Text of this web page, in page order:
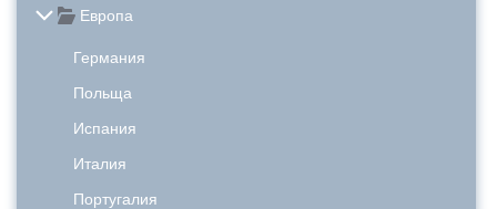
Европа
Германия
Польща
Испания
Италия
Португалия